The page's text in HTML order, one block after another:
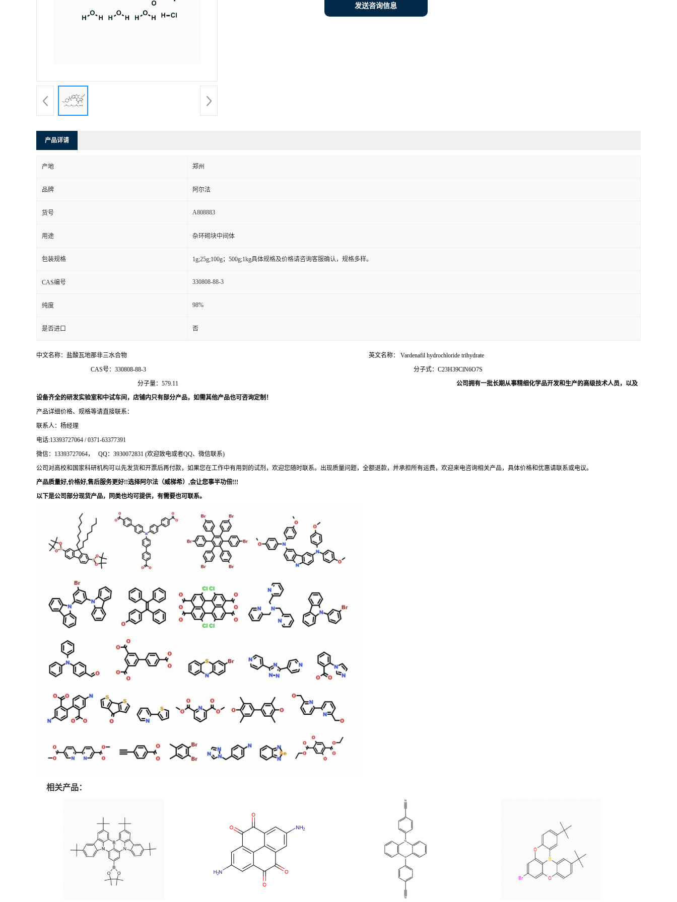
发送咨询信息
产品详请
产地 郑州
品牌 阿尔法
货号 A808883
用途 杂环砌块中间体
包装规格 1g;25g;100g；500g;1kg具体规格及价格请咨询客服确认，规格多样。
CAS编号 330808-88-3
纯度 98%
是否进口 否
中文名称： 盐酸瓦地那非三水合物 英文名称： Vardenafil hydrochloride trihydrate
CAS号：330808-88-3 分子式：C23H39ClN6O7S
分子量：579.11 公司拥有一批长期从事精细化学品开发和生产的高级技术人员，以及
设备齐全的研发实验室和中试车间，店铺内只有部分产品，如需其他产品也可咨询定制！
产品详细价格、规格等请直接联系：
联系人：杨经理
电话:13393727064 / 0371-63377391
微信： 13393727064， QQ：3930072831 (欢迎致电或者QQ、微信联系)
公司对高校和国家科研机构可以先发货和开票后再付款，如果您在工作中有用到的试剂，欢迎您随时联系。出现质量问题，全额退款，并承担所有运费，欢迎来电咨询相关产品，具体价格和优惠请联系或电议。
产品质量好,价格好,售后服务更好!!选择阿尔法（威梯希）,会让您事半功倍!!!
以下是公司部分现货产品，同类也均可提供，有需要也可联系。
相关产品：